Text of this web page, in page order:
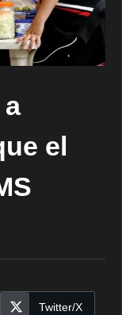
el
Twitter/X